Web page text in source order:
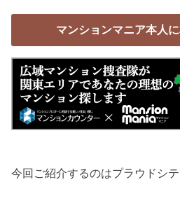
マンションマニア本人
今回ご紹介するのはプラウドシテ